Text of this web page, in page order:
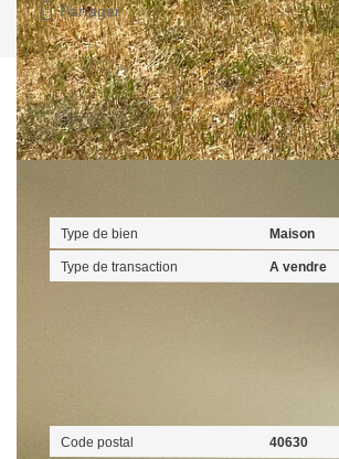
Partager Calculer
Caractéristiques détaillées
Type de bien Maison
Type de transaction A vendre
Code postal 40630